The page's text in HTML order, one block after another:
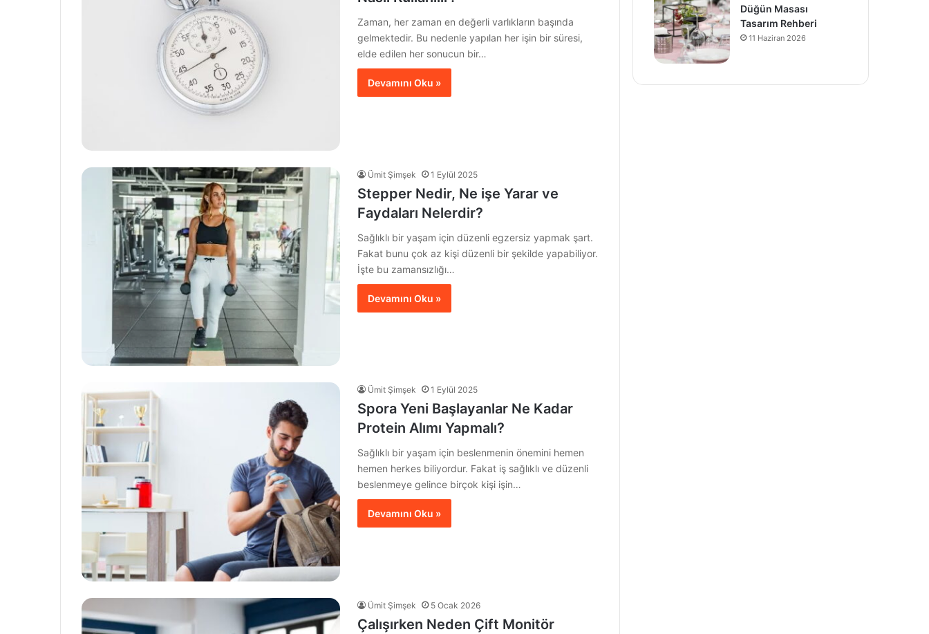
Zaman, her zaman en değerli varlıkların başında
gelmektedir. Bu nedenle yapılan her işin bir süresi,
elde edilen her sonucun bir…
Devamını Oku »
Ümit Şimşek 1 Eylül 2025
Stepper Nedir, Ne işe Yarar ve
Faydaları Nelerdir?
Sağlıklı bir yaşam için düzenli egzersiz yapmak şart.
Fakat bunu çok az kişi düzenli bir şekilde yapabiliyor.
İşte bu zamansızlığı…
Devamını Oku »
Ümit Şimşek 1 Eylül 2025
Spora Yeni Başlayanlar Ne Kadar
Protein Alımı Yapmalı?
Sağlıklı bir yaşam için beslenmenin önemini hemen
hemen herkes biliyordur. Fakat iş sağlıklı ve düzenli
beslenmeye gelince birçok kişi işin…
Devamını Oku »
Ümit Şimşek 5 Ocak 2026
Çalışırken Neden Çift Monitör
Düğün Masası
Tasarım Rehberi
11 Haziran 2026